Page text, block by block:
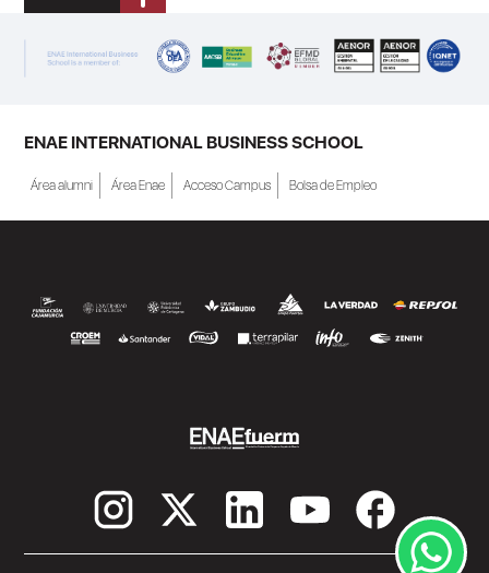
ENAE INTERNATIONAL BUSINESS SCHOOL
Área alumni Área Enae Acceso Campus Bolsa de Empleo